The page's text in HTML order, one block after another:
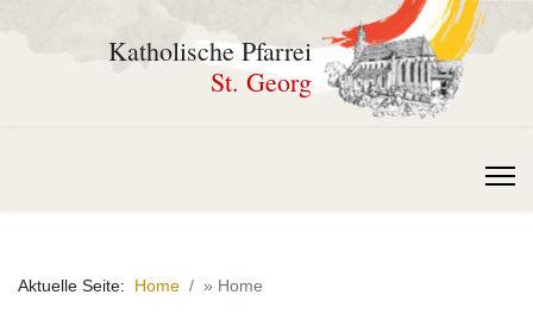
Katholische Pfarrei
St. Georg
Aktuelle Seite: Home » Home